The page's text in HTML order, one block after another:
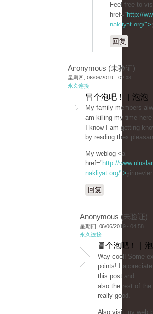
Feel free to
href=" http://
nakliyat.org/">
回复
Anonymous (未验证)
星期四, 06/06/2019 - 02:33
永久连接
冒个泡吧！ | 泡泡
My family members
am killing my time
I know I am getting
by reading thes
My weblog <a
href=" http://
nakliyat.org/">
回复
Anonymous (未验证)
星期四, 06/06/2019 - 04:58
永久连接
冒个泡吧！ |
Way cool! Some
points! I
this post and
also the rest of
really good.
Also visit my web